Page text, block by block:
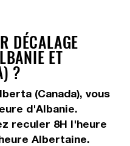
DÉCALAGE
ET
?
(Canada), vous
d'Albanie.
reculer 8H l'heure
Albertaine.